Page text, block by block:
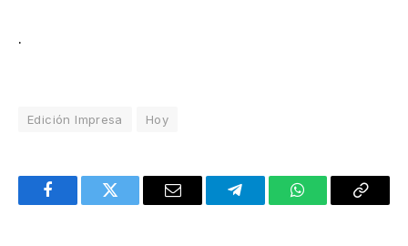
.
Edición Impresa Hoy
FacebookTwitter Email TelegramWhatsAppCopy